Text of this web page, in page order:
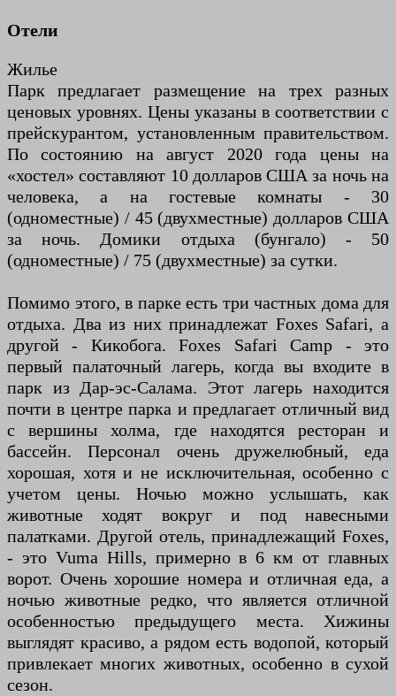
Отели
Жилье
Парк предлагает размещение на трех разных
ценовых уровнях. Цены указаны в соответствии с
прейскурантом, установленным правительством.
По состоянию на август 2020 года цены на
«хостел» составляют 10 долларов США за ночь на
человека, а на гостевые комнаты - 30
(одноместные) / 45 (двухместные) долларов США
за ночь. Домики отдыха (бунгало) - 50
(одноместные) / 75 (двухместные) за сутки.
Помимо этого, в парке есть три частных дома для
отдыха. Два из них принадлежат Foxes Safari, а
другой - Кикобога. Foxes Safari Camp - это
первый палаточный лагерь, когда вы входите в
парк из Дар-эс-Салама. Этот лагерь находится
почти в центре парка и предлагает отличный вид
с вершины холма, где находятся ресторан и
бассейн. Персонал очень дружелюбный, еда
хорошая, хотя и не исключительная, особенно с
учетом цены. Ночью можно услышать, как
животные ходят вокруг и под навесными
палатками. Другой отель, принадлежащий Foxes,
- это Vuma Hills, примерно в 6 км от главных
ворот. Очень хорошие номера и отличная еда, а
ночью животные редко, что является отличной
особенностью предыдущего места. Хижины
выглядят красиво, а рядом есть водопой, который
привлекает многих животных, особенно в сухой
сезон.